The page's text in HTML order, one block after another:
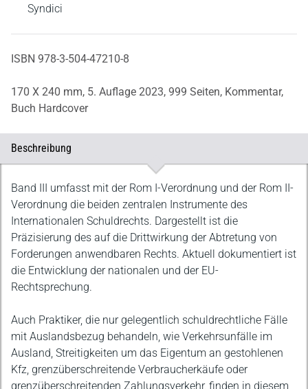
Syndici
ISBN 978-3-504-47210-8
170 X 240 mm, 5. Auflage 2023, 999 Seiten, Kommentar,
Buch Hardcover
Beschreibung
Beschreibung
Band III umfasst mit der Rom I-Verordnung und der Rom II-
Verordnung die beiden zentralen Instrumente des
Internationalen Schuldrechts. Dargestellt ist die
Präzisierung des auf die Drittwirkung der Abtretung von
Forderungen anwendbaren Rechts. Aktuell dokumentiert ist
die Entwicklung der nationalen und der EU-
Rechtsprechung.
Auch Praktiker, die nur gelegentlich schuldrechtliche Fälle
mit Auslandsbezug behandeln, wie Verkehrsunfälle im
Ausland, Streitigkeiten um das Eigentum an gestohlenen
Kfz, grenzüberschreitende Verbraucherkäufe oder
grenzüberschreitenden Zahlungsverkehr, finden in diesem